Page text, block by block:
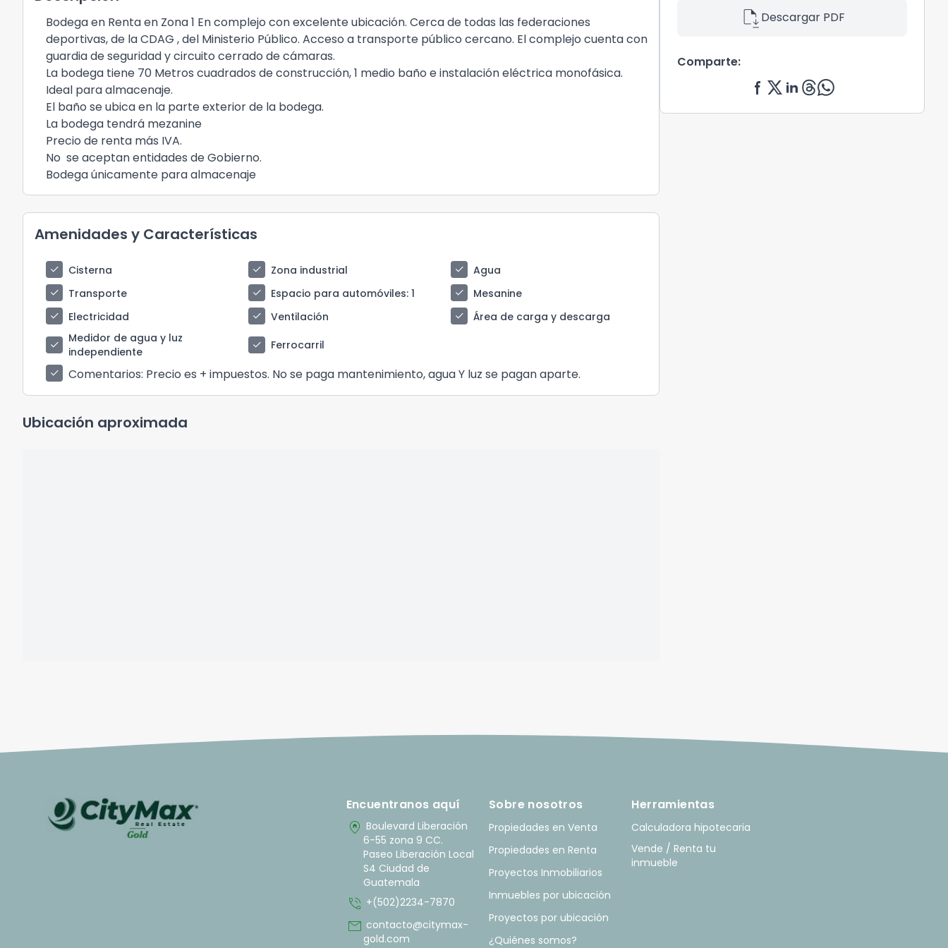
Bodega en Renta en Zona 1 En complejo con excelente ubicación. Cerca de todas las federaciones
deportivas, de la CDAG , del Ministerio Público. Acceso a transporte público cercano. El complejo cuenta con
guardia de seguridad y circuito cerrado de cámaras.
La bodega tiene 70 Metros cuadrados de construcción, 1 medio baño e instalación eléctrica monofásica.
Ideal para almacenaje.
El baño se ubica en la parte exterior de la bodega.
La bodega tendrá mezanine
Precio de renta más IVA.
No se aceptan entidades de Gobierno.
Bodega únicamente para almacenaje
Amenidades y Características
check Cisterna check Zona industrial check
Agua
check
Transporte check Espacio para automóviles: 1 check
Mesanine
check
Electricidad check Ventilación check
Área de carga y descarga
check
Medidor de agua y luz
independiente
check
Ferrocarril
check
Comentarios: Precio es + impuestos. No se paga mantenimiento, agua Y luz se pagan aparte.
Ubicación aproximada
file_saveDescargar PDF
Comparte:
Encuentranos aquí
home_pin Boulevard Liberación
6-55 zona 9 CC.
Paseo Liberación Local
S4 Ciudad de
Guatemala
phone_in_talk +(502)2234-7870
mail contacto@citymax-
gold.com
Sobre nosotros
Propiedades en Venta
Propiedades en Renta
Proyectos Inmobiliarios
Inmuebles por ubicación
Proyectos por ubicación
¿Quiénes somos?
Herramientas
Calculadora hipotecaria
Vende / Renta tu
inmueble